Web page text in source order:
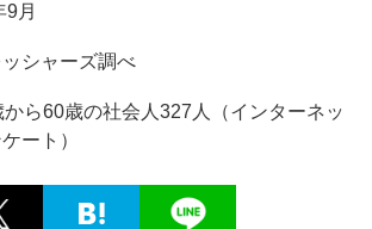
月
シャーズ調べ
ら60歳の社会人327人（インターネッ
ート）